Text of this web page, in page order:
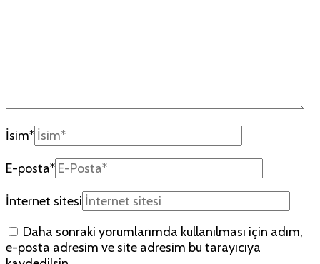
İsim*
E-posta*
İnternet sitesi
Daha sonraki yorumlarımda kullanılması için adım,
e-posta adresim ve site adresim bu tarayıcıya